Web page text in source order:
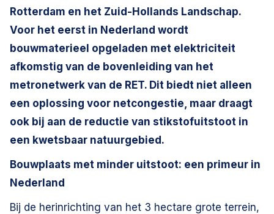
Rotterdam en het Zuid-Hollands Landschap.
Voor het eerst in Nederland wordt
bouwmaterieel opgeladen met elektriciteit
afkomstig van de bovenleiding van het
metronetwerk van de RET. Dit biedt niet alleen
een oplossing voor netcongestie, maar draagt
ook bij aan de reductie van stikstofuitstoot in
een kwetsbaar natuurgebied.
Bouwplaats met minder uitstoot: een primeur in
Nederland
Bij de herinrichting van het 3 hectare grote terrein,